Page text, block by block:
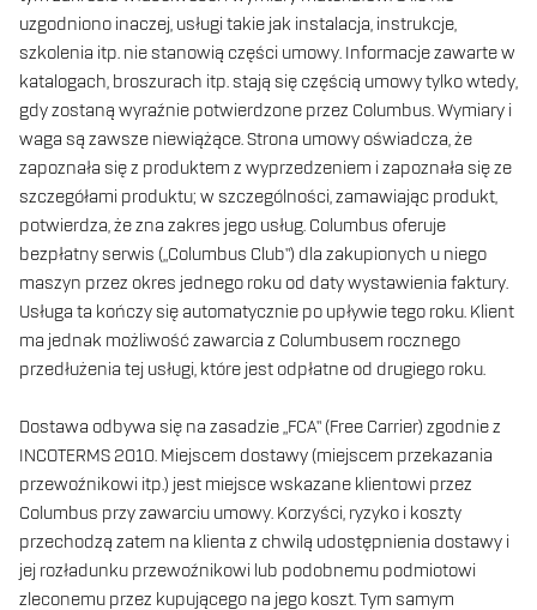
uzgodniono inaczej, usługi takie jak instalacja, instrukcje,
szkolenia itp. nie stanowią części umowy. Informacje zawarte w
katalogach, broszurach itp. stają się częścią umowy tylko wtedy,
gdy zostaną wyraźnie potwierdzone przez Columbus. Wymiary i
waga są zawsze niewiążące. Strona umowy oświadcza, że ​​
zapoznała się z produktem z wyprzedzeniem i zapoznała się ze
szczegółami produktu; w szczególności, zamawiając produkt,
potwierdza, że ​​zna zakres jego usług. Columbus oferuje
bezpłatny serwis („Columbus Club”) dla zakupionych u niego
maszyn przez okres jednego roku od daty wystawienia faktury.
Usługa ta kończy się automatycznie po upływie tego roku. Klient
ma jednak możliwość zawarcia z Columbusem rocznego
przedłużenia tej usługi, które jest odpłatne od drugiego roku.
Dostawa odbywa się na zasadzie „FCA” (Free Carrier) zgodnie z
INCOTERMS 2010. Miejscem dostawy (miejscem przekazania
przewoźnikowi itp.) jest miejsce wskazane klientowi przez
Columbus przy zawarciu umowy. Korzyści, ryzyko i koszty
przechodzą zatem na klienta z chwilą udostępnienia dostawy i
jej rozładunku przewoźnikowi lub podobnemu podmiotowi
zleconemu przez kupującego na jego koszt. Tym samym